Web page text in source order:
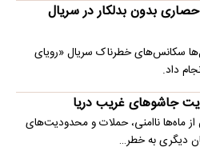
بدون بدلکار در سریال
سکانس‌های خطرناک سریال «رویای
داد.
جاشوهای غریب دریا
ماه‌ها ناامنی، حملات و محدودیت‌های
دیگری به خطر…